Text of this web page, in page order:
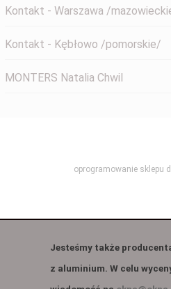
Kontakt - Warszawa /
Kontakt - Kębłowo /pomorskie/
MONTERS Natalia Chwil
oprogramowanie sklepu
Jesteśmy także
z aluminium. W celu